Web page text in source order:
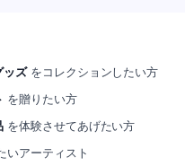
ッズ をコレクションしたい方
を贈りたい方
を体験させてあげたい方
いアーティスト